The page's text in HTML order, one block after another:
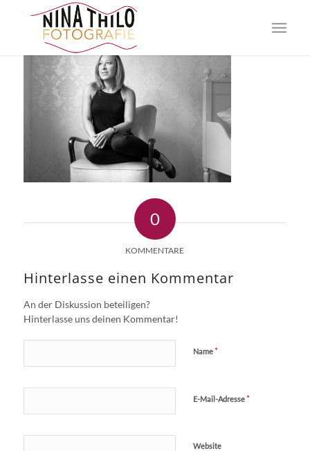
0
KOMMENTARE
Hinterlasse einen Kommentar
An der Diskussion beteiligen?
Hinterlasse uns deinen Kommentar!
Name*
E-Mail-Adresse*
Website